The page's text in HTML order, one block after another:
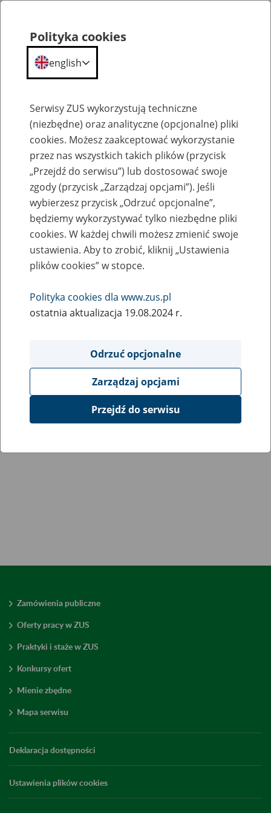
Dodatkowy zasiłek opiekuńczy nad dzieckiem nowonarodzonym w okresie 8 tygodni
Zamówienia publiczne
Oferty pracy w ZUS
Praktyki i staże w ZUS
Konkursy ofert
Mienie zbędne
Mapa serwisu
Deklaracja dostępności
Ustawienia plików cookies
Polityka cookies
english
Serwisy ZUS wykorzystują techniczne
(niezbędne) oraz analityczne (opcjonalne) pliki
cookies. Możesz zaakceptować wykorzystanie
przez nas wszystkich takich plików (przycisk
„Przejdź do serwisu”) lub dostosować swoje
zgody (przycisk „Zarządzaj opcjami”). Jeśli
wybierzesz przycisk „Odrzuć opcjonalne”,
będziemy wykorzystywać tylko niezbędne pliki
cookies. W każdej chwili możesz zmienić swoje
ustawienia. Aby to zrobić, kliknij „Ustawienia
plików cookies” w stopce.
Polityka cookies dla www.zus.pl
ostatnia aktualizacja 19.08.2024 r.
Odrzuć opcjonalne
Zarządzaj opcjami
Przejdź do serwisu